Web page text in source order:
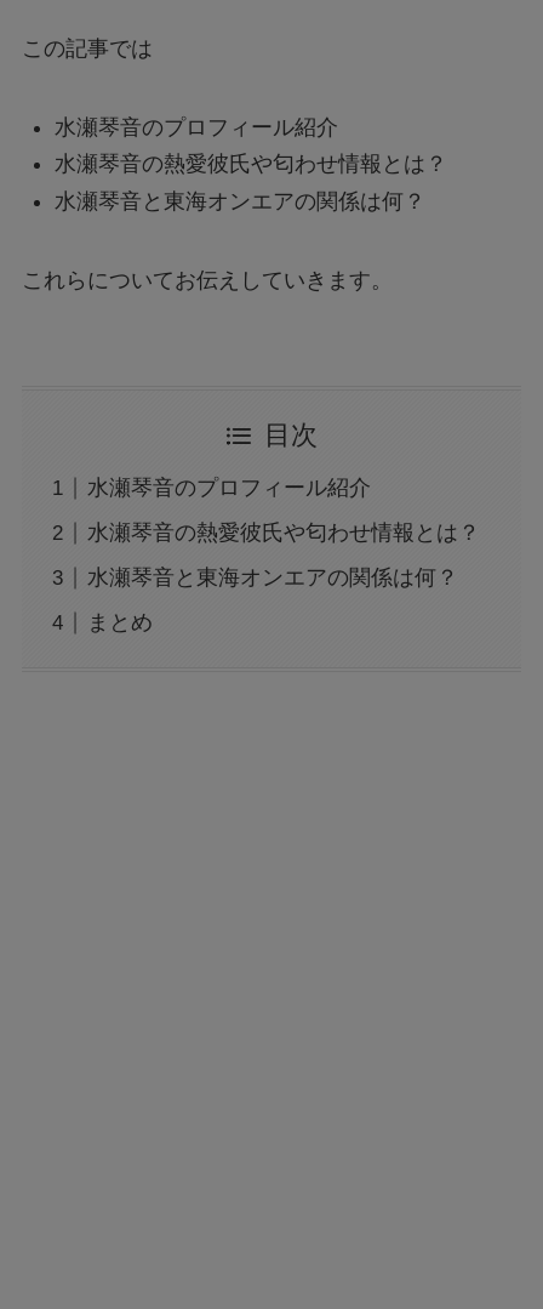
この記事では
水瀬琴音のプロフィール紹介
水瀬琴音の熱愛彼氏や匂わせ情報とは？
水瀬琴音と東海オンエアの関係は何？
これらについてお伝えしていきます。
目次
水瀬琴音のプロフィール紹介
水瀬琴音の熱愛彼氏や匂わせ情報とは？
水瀬琴音と東海オンエアの関係は何？
まとめ